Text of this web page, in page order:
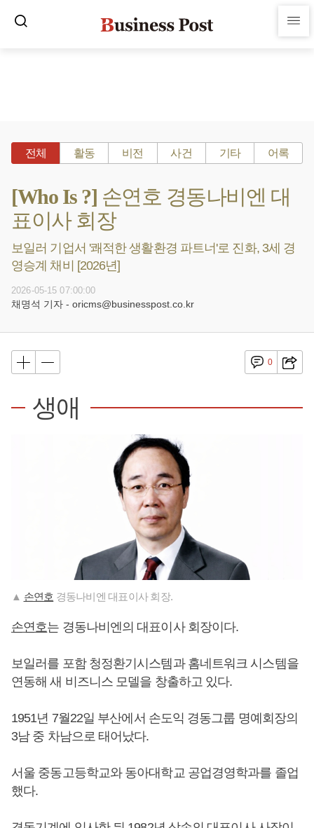
전체 활동 비전 사건 기타 어록
[Who Is ?] 손연호 경동나비엔 대
표이사 회장
보일러 기업서 '쾌적한 생활환경 파트너'로 진화, 3세 경
영승계 채비 [2026년]
2026-05-15 07:00:00
채명석 기자 - oricms@businesspost.co.kr
0
생애
▲ 손연호 경동나비엔 대표이사 회장.
손연호는 경동나비엔의 대표이사 회장이다.
보일러를 포함 청정환기시스템과 홈네트워크 시스템을
연동해 새 비즈니스 모델을 창출하고 있다.
1951년 7월22일 부산에서 손도익 경동그룹 명예회장의
3남 중 차남으로 태어났다.
서울 중동고등학교와 동아대학교 공업경영학과를 졸업
했다.